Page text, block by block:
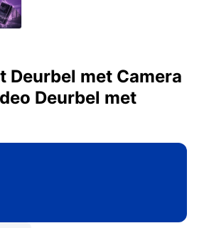
Deurbel met Camera
Deurbel met